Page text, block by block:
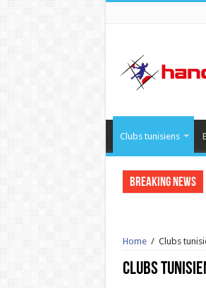
Clubs tunisiens
Breaking News
Home / Clubs
Clubs